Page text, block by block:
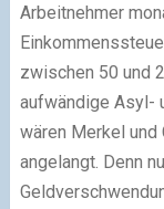
Arbeitnehmer
zwischen 50 und
aufwändige Asyl-
wären Merkel und
angelangt. Denn